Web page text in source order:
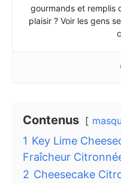
gourmands et remplis
plaisir ? Voir les gens
Contenus
1 Key Lime
Fraîcheur
2 Cheesecake